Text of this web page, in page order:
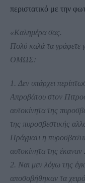
περιστατικό με την
«Καλημέρα σας.
Πολύ καλά τα γράφετε
ΟΜΩΣ:
1. Δεν υπάρχει
Απροβάτου στον
αυτοκίνητα της
της πυροσβεστικής
Πράγματι η
αυτοκίνητα της έκαναν
2. Ναι μεν λόγω της
αποσοβήθηκαν τα